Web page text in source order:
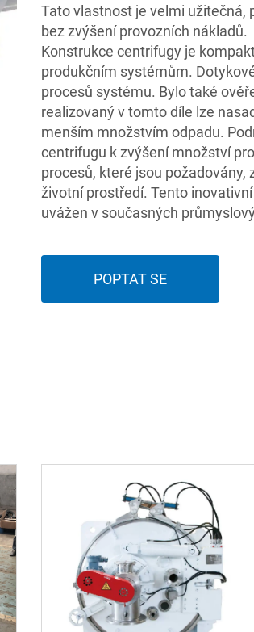
Tato vlastnost je velmi
bez zvýšení provozních nákladů.
Konstrukce centrifugy je
produkčním systémům.
procesů systému. Bylo také
realizovaný v tomto díle lze
menším množstvím odpadu.
centrifugu k zvýšení množství
procesů, které jsou
životní prostředí. Tento
uvážen v současných
POPTAT SE